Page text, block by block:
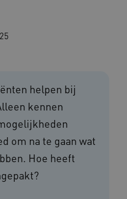
helpen bij
kennen
om na te gaan wat
Hoe heeft